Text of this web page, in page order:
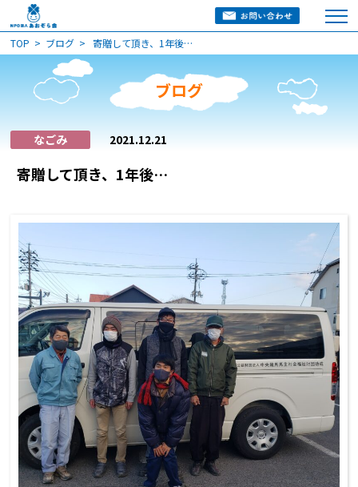
TOP ブログ 寄贈して頂き、1年後…
ブログ
なごみ 2021.12.21
寄贈して頂き、1年後…